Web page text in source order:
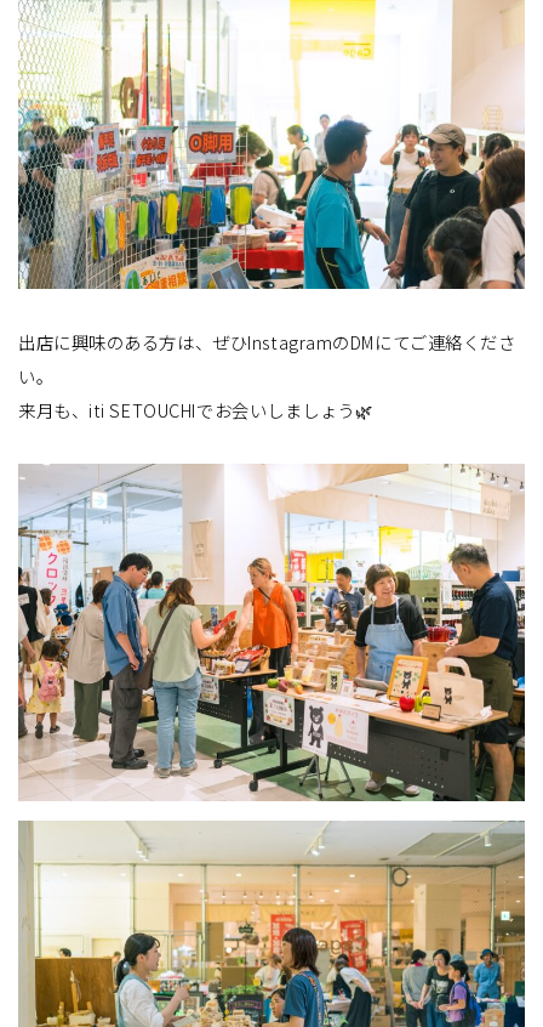
出店に興味のある方は、ぜひInstagramのDMにてご連絡くださ
い。
来月も、iti SETOUCHIでお会いしましょう🌿